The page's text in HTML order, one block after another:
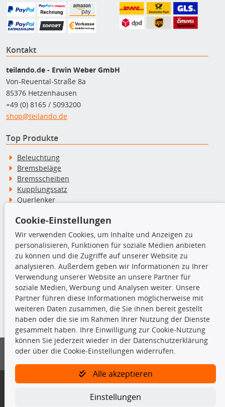
Kontakt
teilando.de - Erwin Weber GmbH
Von-Reuental-Straße 8a
85376 Hetzenhausen
+49 (0) 8165 / 5093200
shop@teilando.de
Top Produkte
Beleuchtung
Bremsbeläge
Bremsscheiben
Kupplungssatz
Querlenker
Stoßdämpfer
TecDoc Inside
Die hier angezeigten Daten insbesondere die gesamte Datenbank dürfen
nicht kopiert werden.
Es ist zu unterlassen, die Daten oder die gesamte Datenbank ohne
vorherige Zustimmung von TecDoc zu vervielfältigen, zu verbreiten
und/oder diese Handlungen durch Dritte ausführen zu lassen. Ein
Bitte prüfen Sie, ob das über unseren Onlineshop identifizierte Ersatzteil
Gegebenenfalls sind ergänzende Informationen notwendig, um
Cookie-Einstellungen
Wir verwenden Cookies, um Inhalte und Anzeigen zu
personalisieren, Funktionen für soziale Medien anbieten
zu können und die Zugriffe auf unserer Website zu
analysieren. Außerdem geben wir Informationen zu Ihrer
Verwendung unserer Website an unsere Partner für
soziale Medien, Werbung und Analysen weiter. Unsere
Partner führen diese Informationen möglicherweise mit
weiteren Daten zusammen, die Sie ihnen bereit gestellt
haben oder die sie im Rahmen Ihrer Nutzung der Dienste
gesammelt haben. Ihre Einwilligung zur Cookie-Nutzung
können Sie jederzeit wieder in der Datenschutzerklärung
oder über die Cookie-Einstellungen widerrufen.
Alle akzeptieren
Einstellungen